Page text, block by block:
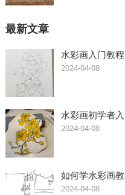
最新文章
水彩画入门教
2024-04-08
水彩画初学者
2024-04-08
如何学水彩画
2024-04-08